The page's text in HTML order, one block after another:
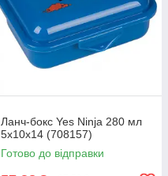
Ланч-бокс Yes Ninja 280 мл
5х10х14 (708157)
Готово до відправки